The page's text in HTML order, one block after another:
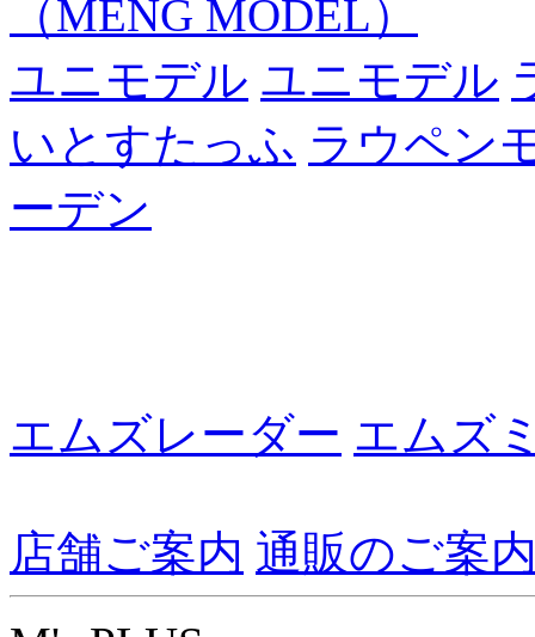
（MENG MODEL）
ユニモデル ユニモデル
いとすたっふ ラウペン
ーデン
エムズレーダー エムズ
店舗ご案内 通販のご案